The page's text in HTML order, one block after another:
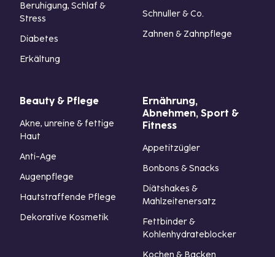
Beruhigung, Schlaf &
Stress
Diabetes
Erkältung
Schnuller & Co.
Zahnen & Zahnpflege
Beauty & Pflege
Akne, unreine & fettige
Haut
Anti-Age
Augenpflege
Hautstraffende Pflege
Dekorative Kosmetik
Ernährung,
Abnehmen, Sport &
Fitness
Appetitzügler
Bonbons & Snacks
Diätshakes &
Mahlzeitenersatz
Fettbinder &
Kohlenhydrateblocker